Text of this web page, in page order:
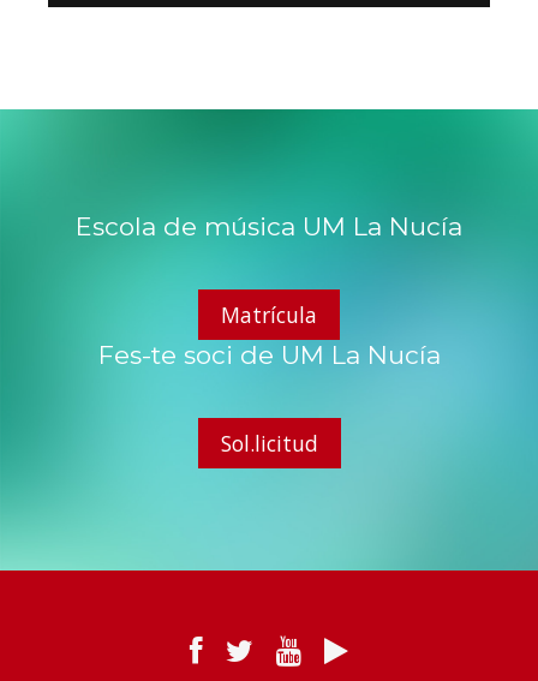
Escola de música UM La Nucía
Matrícula
Fes-te soci de UM La Nucía
Sol.licitud